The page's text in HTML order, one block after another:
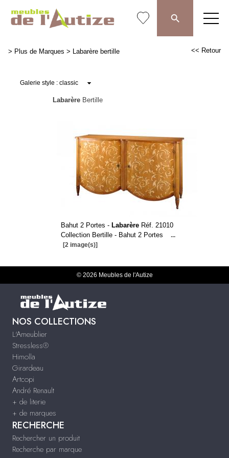
> Plus de Marques > Labarère bertille << Retour
LabarèreBertille
Bahut 2 Portes - LabarèreRéf. 21010
Collection Bertille - Bahut 2 Portes
...
[2 image(s)]
© 2026 Meubles de l'Autize
NOS COLLECTIONS
L'Ameublier
Stressless®
Himolla
Girardeau
Artcopi
André Renault
+ de literie
+ de marques
RECHERCHE
Rechercher un produit
Recherche par marque